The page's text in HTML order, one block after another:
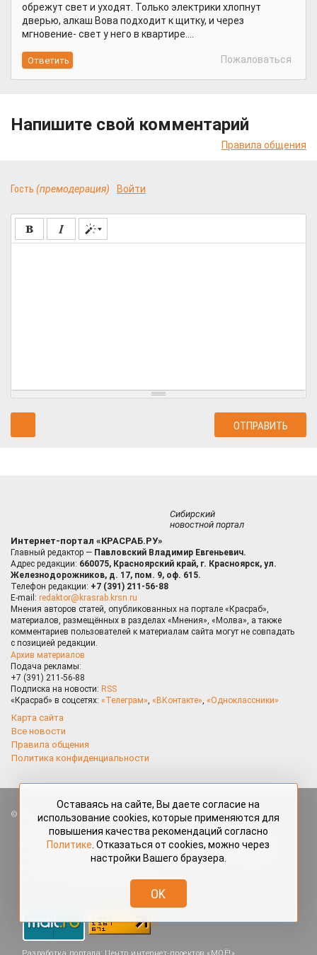
обрежут свет и уходят. Только электрики хлопнут
дверью, алкаш Вова подходит к щитку, и через
мгновение- свет у него в квартире....
Пожаловаться
Напишите свой комментарий
Правила общения
Гость (премодерация) Войти
Сибирский
новостной портал
Интернет-портал «КРАСРАБ.РУ»
Главный редактор — Павловский Владимир Евгеньевич.
Адрес редакции: 660075, Красноярский край, г. Красноярск, ул.
Железнодорожников, д. 17, пом. 9, оф. 615.
Телефон редакции: +7 (391) 211-56-88
E-mail: redaktor@krasrab.krsn.ru
Мнения авторов статей, опубликованных на портале «Красраб»,
материалов, размещённых в разделах «Мнения», «Молва», а также
комментариев пользователей к материалам сайта могут не совпадать
с позицией редакции.
Архив материалов
Подача рекламы:
+7 (391) 211-56-88
Подписка на новости: RSS
«Красраб» в соцсетях: «Телеграм», «ВКонтакте», «Одноклассники»
Карта сайта
Все новости
Правила общения
Политика конфиденциальности
Все права защищены. Любые материалы, размещённые на портале
«Красраб.ру» сотрудниками редакции, нештатными авторами
и читателями, являются объектами авторского права. Полное или
частичное использование материалов, размещённых на портале
«Красраб.ру», допускается только с письменного согласия редакции
redaktor@krasrab.krsn.ru.
Оставаясь на сайте, Вы даете согласие на
использование cookies, которые применяются для
повышения качества рекомендаций согласно
Политике . Отказаться от cookies, можно через
настройки Вашего браузера.
OK